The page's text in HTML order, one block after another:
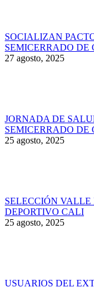
SOCIALIZAN
SEMICERRADO DE
27 agosto, 2025
JORNADA DE
SEMICERRADO DE
25 agosto, 2025
SELECCIÓN
DEPORTIVO CALI
25 agosto, 2025
USUARIOS DEL